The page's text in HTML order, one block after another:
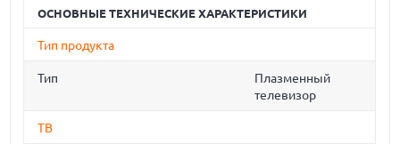
ОСНОВНЫЕ ТЕХНИЧЕСКИЕ ХАРАКТЕРИСТИКИ
Тип продукта
Тип
Плазменный
телевизор
ТВ